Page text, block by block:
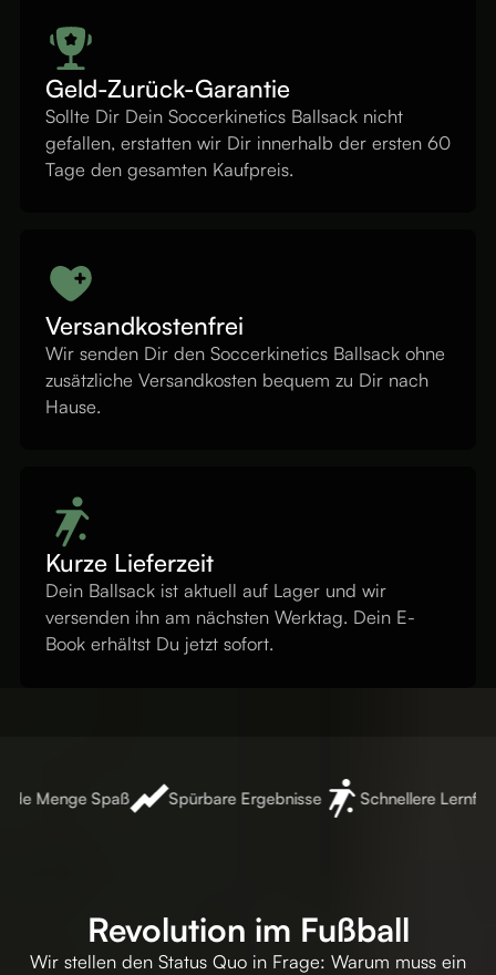
Geld-Zurück-Garantie
Sollte Dir Dein Soccerkinetics Ballsack nicht
gefallen, erstatten wir Dir innerhalb der ersten 60
Tage den gesamten Kaufpreis.
Versandkostenfrei
Wir senden Dir den Soccerkinetics Ballsack ohne
zusätzliche Versandkosten bequem zu Dir nach
Hause.
Kurze Lieferzeit
Dein Ballsack ist aktuell auf Lager und wir
versenden ihn am nächsten Werktag. Dein E-
Book erhältst Du jetzt sofort.
Menge Spaß Spürbare Ergebnisse Schnellere
Revolution im Fußball
Wir stellen den Status Quo in Frage: Warum muss ein